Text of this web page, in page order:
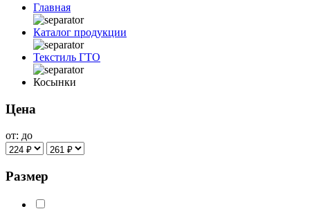
Главная
Каталог продукции
Текстиль ГТО
Косынки
Цена
от: до
Размер